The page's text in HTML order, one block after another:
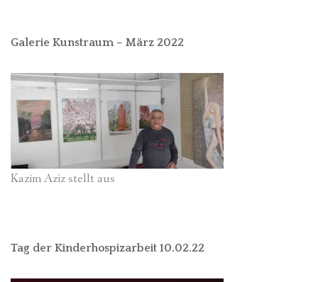
Galerie Kunstraum – März 2022
Kazim Aziz stellt aus
Tag der Kinderhospizarbeit 10.02.22